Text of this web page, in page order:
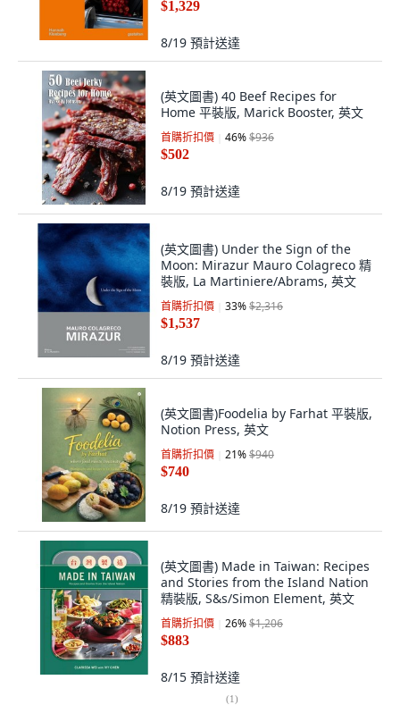
$1,329
8/19 預計送達
(英文圖書) 40 Beef Recipes for
Home 平裝版, Marick Booster, 英文
首購折扣價 46%$936
$502
8/19 預計送達
(英文圖書) Under the Sign of the
Moon: Mirazur Mauro Colagreco 精
裝版, La Martiniere/Abrams, 英文
首購折扣價 33%$2,316
$1,537
8/19 預計送達
(英文圖書)Foodelia by Farhat 平裝版,
Notion Press, 英文
首購折扣價 21%$940
$740
8/19 預計送達
(英文圖書) Made in Taiwan: Recipes
and Stories from the Island Nation
精裝版, S&s/Simon Element, 英文
首購折扣價 26%$1,206
$883
8/15 預計送達
(1)